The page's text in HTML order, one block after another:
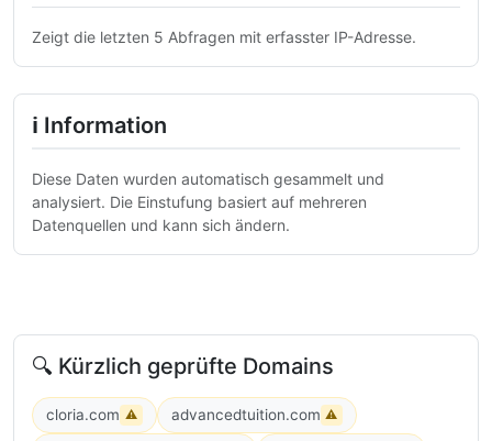
Zeigt die letzten 5 Abfragen mit erfasster IP-Adresse.
ℹ Information
Diese Daten wurden automatisch gesammelt und
analysiert. Die Einstufung basiert auf mehreren
Datenquellen und kann sich ändern.
🔍 Kürzlich geprüfte Domains
cloria.com ⚠ advancedtuition.com ⚠